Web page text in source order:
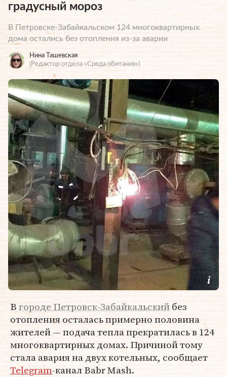
градусный мороз
В Петровске-Забайкальском 124 многоквартирных
дома остались без отопления из-за аварии
Нина Ташевская
(Редактор отдела «Среда обитания»)
Вгороде Петровск-Забайкальскийбез
отопления осталась примерно половина
жителей — подача тепла прекратилась в 124
многоквартирных домах. Причиной тому
стала авария на двух котельных, сообщает
Telegram-канал Babr Mash.